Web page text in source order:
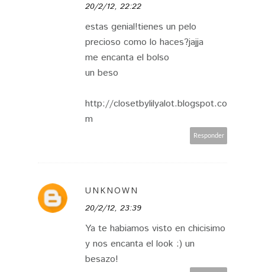
20/2/12, 22:22
estas genial!tienes un pelo
precioso como lo haces?jajja
me encanta el bolso
un beso
http://closetbylilyalot.blogspot.co
m
Responder
UNKNOWN
20/2/12, 23:39
Ya te habiamos visto en chicisimo
y nos encanta el look :) un
besazo!